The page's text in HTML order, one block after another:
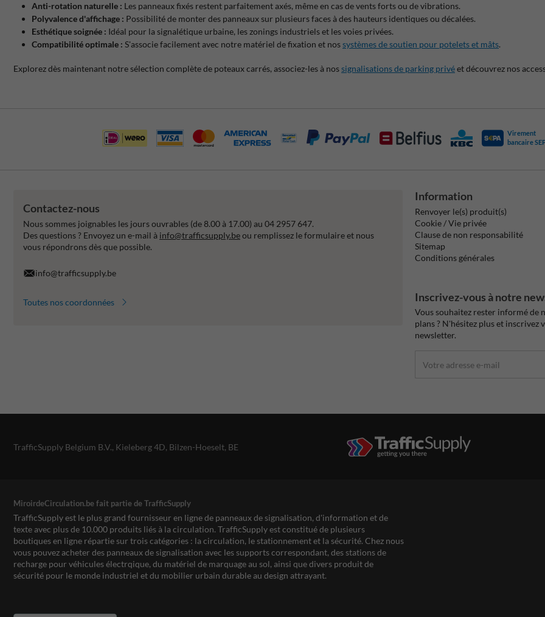
Anti-rotation naturelle : Les panneaux fixés restent parfaitement axés, même en cas de vents forts ou de vibrations.
Polyvalence d'affichage : Possibilité de monter des panneaux sur plusieurs faces à des hauteurs identiques ou décalées.
Esthétique soignée : Idéal pour la signalétique urbaine, les zonings industriels et les voies privées.
Compatibilité optimale : S'associe facilement avec notre matériel de fixation et nossystèmes de soutien pour potelets et mâts.
Explorez dès maintenant notre sélection complète de poteaux carrés, associez-les à nossignalisations de parking privéet découvrez nos
Virement
bancaire
Contactez-nous
Nous sommes joignables les jours ouvrables (de 8.00 à 17.00) au 04 2957 647.
Des questions ? Envoyez un e-mail à info@trafficsupply.beou remplissez le formulaire et nous
vous répondrons dès que possible.
info@trafficsupply.be
Toutes nos coordonnées
Information
Renvoyer le(s) produit(s)
Cookie / Vie privée
Clause de non responsabilité
Sitemap
Conditions générales
Inscrivez-vous à notre
Vous souhaitez rester informé de
plans ? N'hésitez plus et inscrivez
newsletter.
TrafficSupply Belgium B.V., Kieleberg 4D, Bilzen-Hoeselt, BE
MiroirdeCirculation.be fait partie de TrafficSupply
TrafficSupply est le plus grand fournisseur en ligne de panneaux de signalisation, d'information et de
texte avec plus de 10.000 produits liés à la circulation. TrafficSupply est constitué de plusieurs
boutiques en ligne répartie sur trois catégories : la circulation, le stationnement et la sécurité. Chez nous
vous pouvez acheter des panneaux de signalisation avec les supports correspondant, des stations de
recharge pour véhicules électrqique, du matériel de marquage au sol, ainsi que divers produit de
sécurité pour le monde industriel et du mobilier urbain durable au design attrayant.